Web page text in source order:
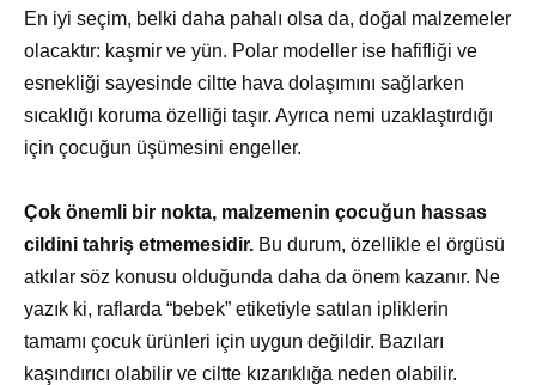
En iyi seçim, belki daha pahalı olsa da, doğal malzemeler
olacaktır: kaşmir ve yün. Polar modeller ise hafifliği ve
esnekliği sayesinde ciltte hava dolaşımını sağlarken
sıcaklığı koruma özelliği taşır. Ayrıca nemi uzaklaştırdığı
için çocuğun üşümesini engeller.
Çok önemli bir nokta, malzemenin çocuğun hassas
cildini tahriş etmemesidir. Bu durum, özellikle el örgüsü
atkılar söz konusu olduğunda daha da önem kazanır. Ne
yazık ki, raflarda “bebek” etiketiyle satılan ipliklerin
tamamı çocuk ürünleri için uygun değildir. Bazıları
kaşındırıcı olabilir ve ciltte kızarıklığa neden olabilir.